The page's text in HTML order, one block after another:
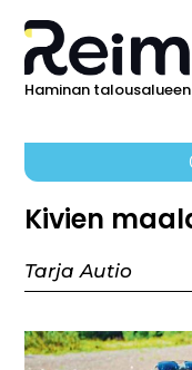
Haminan
Kivien
Tarja Autio